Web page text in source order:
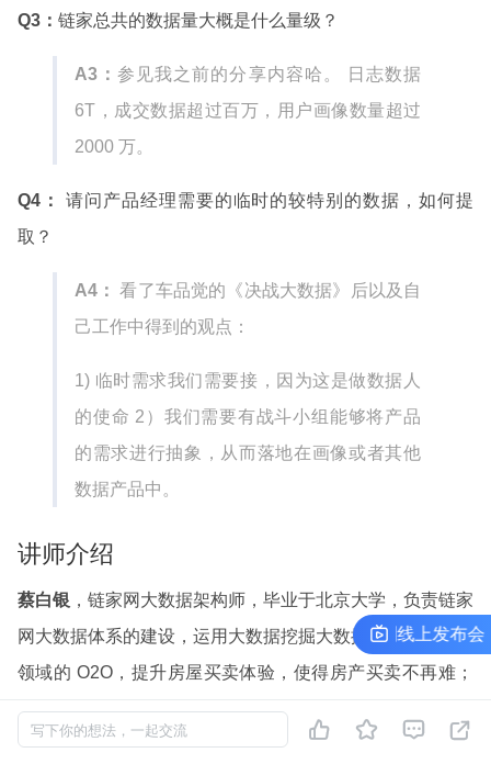
Q3： 链家总共的数据量大概是什么量级？
A3：参见我之前的分享内容哈。 日志数据
6T，成交数据超过百万，用户画像数量超过
2000 万。
Q4：
请问产品经理需要的临时的较特别的数据，如何提
取？
A4： 看了车品觉的《决战大数据》后以及自
己工作中得到的观点：
1) 临时需求我们需要接，因为这是做数据人
的使命 2）我们需要有战斗小组能够将产品
的需求进行抽象，从而落地在画像或者其他
数据产品中。
讲师介绍
蔡白银 ，链家网大数据架构师，毕业于北京大学，负责链家
网大数据体系的建设，运用大数据挖掘大数据价值助力房产
领域的 O2O，提升房屋买卖体验，使得房产买卖不再难；
在大数据数据挖掘领域有多年的经验。加入链家网之前就职
于百度，负责百度口碑后端策略架构。
写下你的想法，一起交流    
InfoQ 极客传媒开发者生态共创计划线上发布会